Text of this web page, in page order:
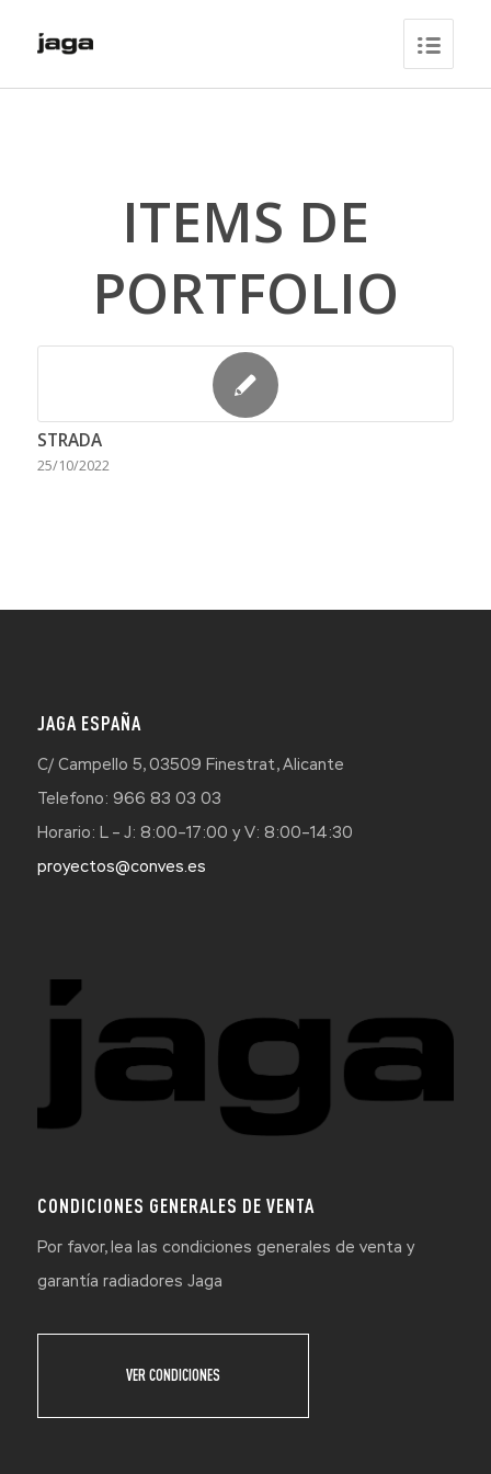
ITEMS DE
PORTFOLIO
STRADA
25/10/2022
JAGA ESPAÑA
C/ Campello 5, 03509 Finestrat, Alicante
Telefono: 966 83 03 03
Horario: L – J: 8:00–17:00 y V: 8:00–14:30
proyectos@conves.es
CONDICIONES GENERALES DE VENTA
Por favor, lea las condiciones generales de venta y
garantía radiadores Jaga
VER CONDICIONES